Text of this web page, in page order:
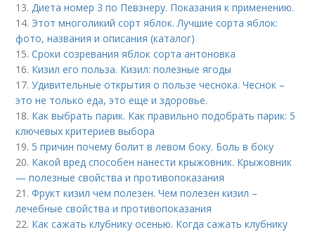
13.Диета номер 3 по Певзнеру. Показания к применению.
14. Этот многоликий сорт яблок. Лучшие сорта яблок:
фото, названия и описания (каталог)
15.Сроки созревания яблок сорта антоновка
16. Кизил его польза. Кизил: полезные ягоды
17.Удивительные открытия о пользе чеснока. Чеснок –
это не только еда, это еще и здоровье.
18. Как выбрать парик. Как правильно подобрать парик: 5
ключевых критериев выбора
19. 5 причин почему болит в левом боку. Боль в боку
20. Какой вред способен нанести крыжовник. Крыжовник
— полезные свойства и противопоказания
21.Фрукт кизил чем полезен. Чем полезен кизил –
лечебные свойства и противопоказания
22. Как сажать клубнику осенью. Когда сажать клубнику